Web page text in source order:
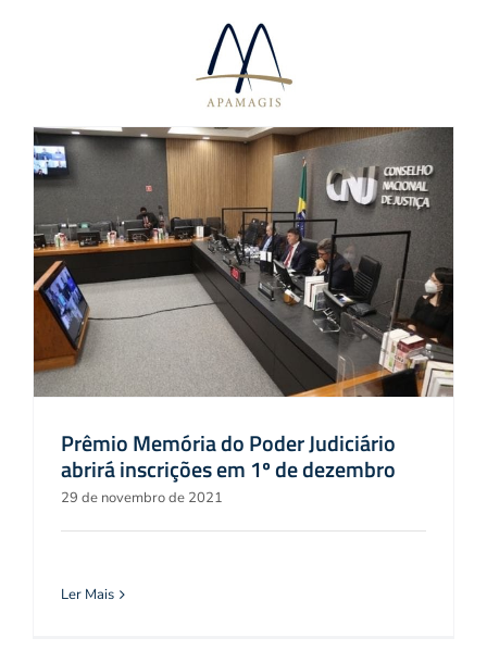
Prêmio Memória do Poder Judiciário
abrirá inscrições em 1º de dezembro
29 de novembro de 2021
Ler Mais